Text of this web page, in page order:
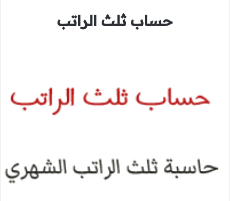
حساب ثلث الراتب